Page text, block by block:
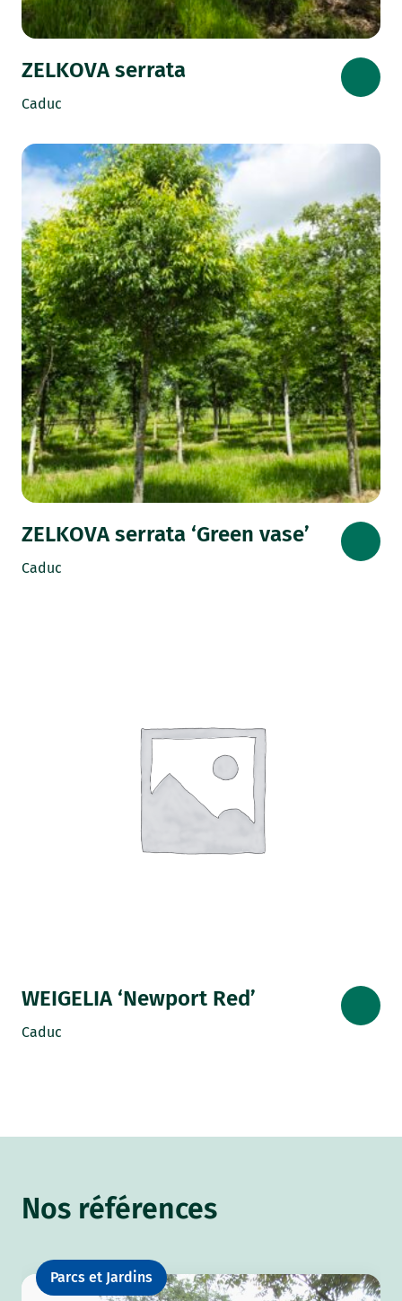
ZELKOVA serrata
Caduc
ZELKOVA serrata ‘Green vase’
Caduc
WEIGELIA ‘Newport Red’
Caduc
Nos références
Parcs et Jardins